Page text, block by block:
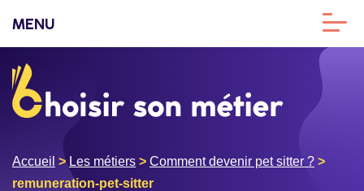
MENU
Accueil > Les métiers > Comment devenir pet sitter ? >
remuneration-pet-sitter